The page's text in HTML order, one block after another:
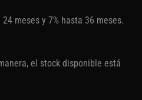
meses y 7% hasta 36 meses.
el stock disponible está